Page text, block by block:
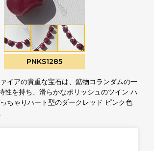
PNKS1285
イアの貴重な宝石は、鉱物コランダムの一
性を持ち、滑らかなポリッシュのツイン ハ
ちゃりハート型のダークレッド ピンク色